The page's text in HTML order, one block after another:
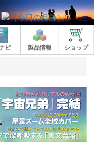
ビ 製品情報 ショップ